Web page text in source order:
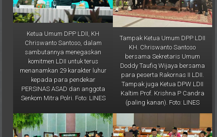
Ketua Umum DPP LDII, KH
Chriswanto Santoso, dalam
sambutannya menegaskan
komitmen LDII untuk terus
menanamkan 29 karakter luhur
kepada para pendekar
PERSINAS ASAD dan anggota
Senkom Mitra Polri. Foto: LINES
Tampak Ketua Umum DPP LDII
KH. Chriswanto Santoso
bersama Sekretaris Umum
Doddy Taufiq Wijaya bersama
para peserta Rakornas II LDII.
Tampak juga Ketua DPW LDII
Kaltim Prof. Krishna P Candra
(paling kanan). Foto: LINES